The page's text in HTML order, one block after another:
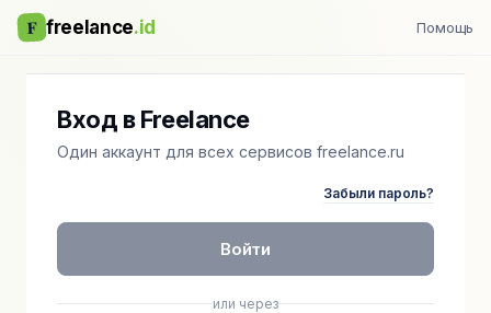
F freelance.id Помощь
Вход в Freelance
Один аккаунт для всех сервисов freelance.ru
Забыли пароль?
Войти
или через